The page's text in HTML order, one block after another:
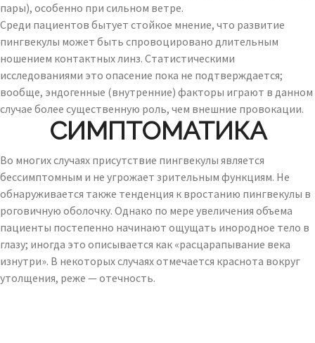
пары), особенно при сильном ветре.
Среди пациентов бытует стойкое мнение, что развитие
пингвекулы может быть спровоцировано длительным
ношением контактных линз. Статистическими
исследованиями это опасение пока не подтверждается;
вообще, эндогенные (внутренние) факторы играют в данном
случае более существенную роль, чем внешние провокации.
СИМПТОМАТИКА
Во многих случаях присутствие пингвекулы является
бессимптомным и не угрожает зрительным функциям. Не
обнаруживается также тенденция к вростанию пингвекулы в
роговичную оболочку. Однако по мере увеличения объема
пациенты постепенно начинают ощущать инородное тело в
глазу; иногда это описывается как «расцарапывание века
изнутри». В некоторых случаях отмечается краснота вокруг
утолщения, реже — отечность.